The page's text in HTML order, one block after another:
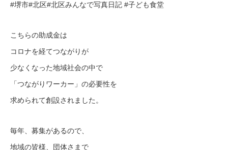
#堺市#北区#北区みんなで写真日記 #子ども食堂
こちらの助成金は
コロナを経てつながりが
少なくなった地域社会の中で
「つながりワーカー」の必要性を
求められて創設されました。
毎年、募集があるので、
地域の皆様、団体さまで